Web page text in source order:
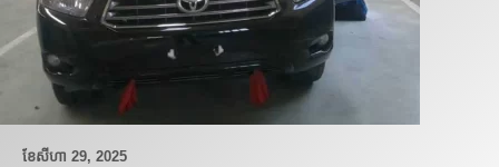
ខែ​សីហា 29, 2025